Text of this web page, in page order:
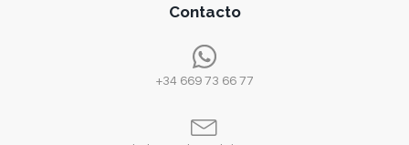
Contacto
+34 669 73 66 77